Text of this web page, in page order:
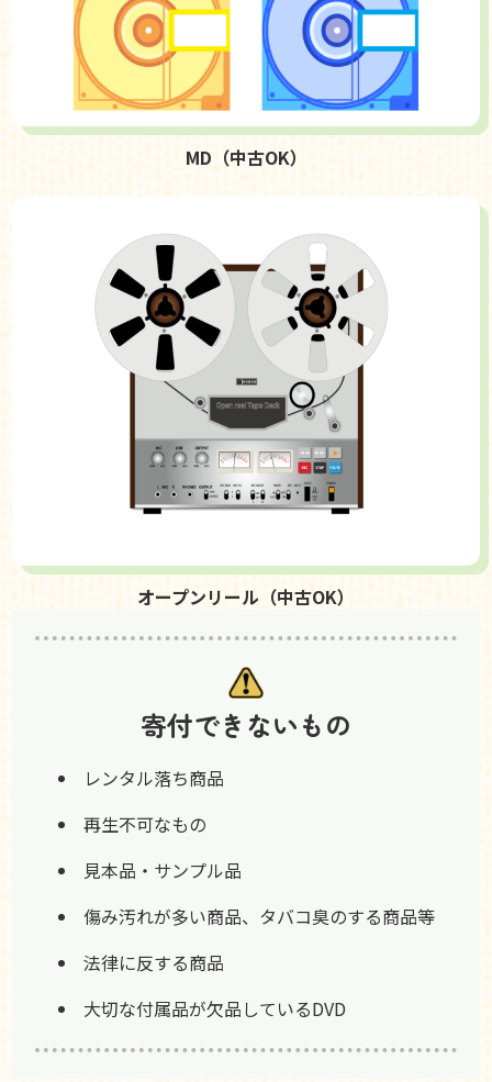
MD（中古OK）
オープンリール（中古OK）
寄付できないもの
レンタル落ち商品
再生不可なもの
見本品・サンプル品
傷み汚れが多い商品、タバコ臭のする商品等
法律に反する商品
大切な付属品が欠品しているDVD